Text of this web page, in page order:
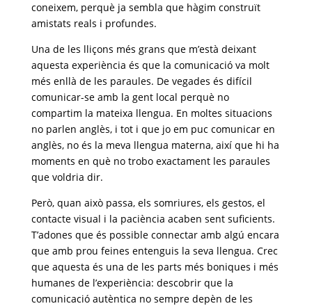
coneixem, perquè ja sembla que hàgim construït
amistats reals i profundes.
Una de les lliçons més grans que m’està deixant
aquesta experiència és que la comunicació va molt
més enllà de les paraules. De vegades és difícil
comunicar-se amb la gent local perquè no
compartim la mateixa llengua. En moltes situacions
no parlen anglès, i tot i que jo em puc comunicar en
anglès, no és la meva llengua materna, així que hi ha
moments en què no trobo exactament les paraules
que voldria dir.
Però, quan això passa, els somriures, els gestos, el
contacte visual i la paciència acaben sent suficients.
T’adones que és possible connectar amb algú encara
que amb prou feines entenguis la seva llengua. Crec
que aquesta és una de les parts més boniques i més
humanes de l’experiència: descobrir que la
comunicació autèntica no sempre depèn de les